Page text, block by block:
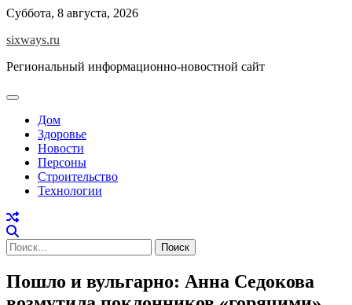
Перейти
содержимому
Суббота, 8 августа, 2026
sixways.ru
Региональный информационно-новостной сайт
Дом
Здоровье
Новости
Персоны
Строительство
Технологии
Найти:
Пошло и вульгарно: Анна Седокова